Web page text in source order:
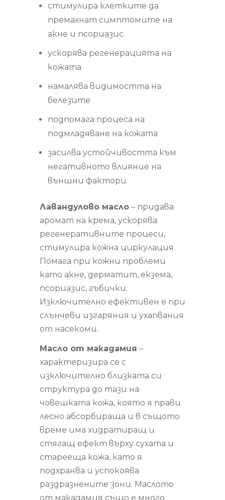
стимулира клетките да
премахнат симптомите на
акне и псориазис
ускорява регенерацията на
кожата
намалява видимостта на
белезите
подпомага процеса на
подмладяване на кожата
засилва устойчивостта към
негативното влияние на
външни фактори
Лавандулово масло – придава
аромат на крема, ускорява
регенеративните процеси,
стимулира кожна циркулация.
Помага при кожни проблеми
като акне, дерматит, екзема,
псориазис, гъбички.
Изключително ефективен е при
слънчеви изгаряния и ухапвания
от насекоми.
Масло от макадамия –
характеризира се с
изключително близката си
структура до тази на
човешката кожа, която я прави
лесно абсорбираща и в същото
време има хидратиращ и
стягащ ефект върху сухата и
старееща кожа, като я
подхранва и успокоява
раздразнените зони. Маслото
от макадамия също е много